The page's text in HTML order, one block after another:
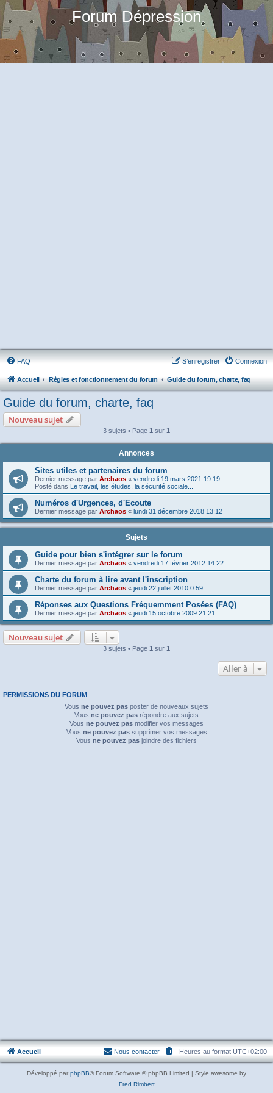
Forum Dépression
FAQ Connexion
S’enregistrer
Accueil Règles et fonctionnement du forum Guide du forum, charte, faq
Guide du forum, charte, faq
Nouveau sujet
3 sujets • Page 1 sur 1
Annonces
Sites utiles et partenaires du forum
Dernier message par Archaos « vendredi 19 mars 2021 19:19
Posté dans Le travail, les études, la sécurité sociale...
Numéros d'Urgences, d'Ecoute
Dernier message par Archaos « lundi 31 décembre 2018 13:12
Sujets
Guide pour bien s'intégrer sur le forum
Dernier message par Archaos « vendredi 17 février 2012 14:22
Charte du forum à lire avant l'inscription
Dernier message par Archaos « jeudi 22 juillet 2010 0:59
Réponses aux Questions Fréquemment Posées (FAQ)
Dernier message par Archaos « jeudi 15 octobre 2009 21:21
Nouveau sujet
3 sujets • Page 1 sur 1
Aller à
PERMISSIONS DU FORUM
Vous ne pouvez pas poster de nouveaux sujets
Vous ne pouvez pas répondre aux sujets
Vous ne pouvez pas modifier vos messages
Vous ne pouvez passupprimer vos messages
Vous ne pouvez pas joindre des fichiers
Accueil Heures au format UTC+02:00
Nous contacter
Développé par phpBB® Forum Software © phpBB Limited | Style awesome by
Fred Rimbert